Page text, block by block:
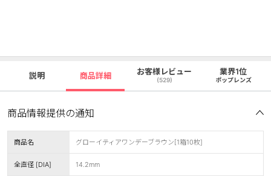
説明 商品詳細 お客様レビュー
(529)
業界1位
ポップレンズ
商品情報提供の通知
商品名 グローイティアワンデーブラウン[1箱10枚]
全直径 [DIA] 14.2mm